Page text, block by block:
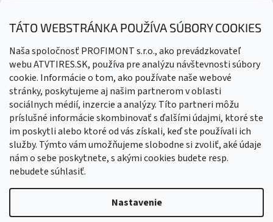
TÁTO WEBSTRÁNKA POUŽÍVA SÚBORY COOKIES
Naša spoločnosť PROFIMONT s.r.o., ako prevádzkovateľ
webu ATVTIRES.SK, používa pre analýzu návštevnosti súbory
cookie. Informácie o tom, ako používate naše webové
stránky, poskytujeme aj našim partnerom v oblasti
sociálnych médií, inzercie a analýzy. Títo partneri môžu
príslušné informácie skombinovať s ďalšími údajmi, ktoré ste
im poskytli alebo ktoré od vás získali, keď ste používali ich
služby. Týmto vám umožňujeme slobodne si zvoliť, aké údaje
nám o sebe poskytnete, s akými cookies budete resp.
nebudete súhlasiť.
Nastavenie
Email
Vložením e-mailu súhlasíte spodmienkami ochrany osobných
údajov
PRIHLÁSIŤ SA